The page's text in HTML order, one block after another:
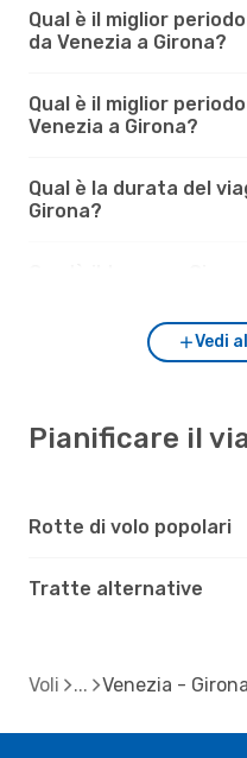
Qual è il miglior
da Venezia a Girona?
Qual è il miglior
Venezia a Girona?
Qual è la durata del
Girona?
Vedi
Pianificare il
Rotte di volo popolari
Tratte alternative
Voli Venezia - Girona